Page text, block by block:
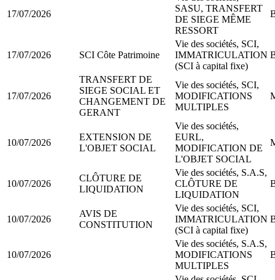
17/07/2026
SASU, TRANSFERT
DE SIEGE MÊME
RESSORT
17/07/2026 SCI Côte Patrimoine
Vie des sociétés, SCI,
IMMATRICULATION
(SCI à capital fixe)
17/07/2026
TRANSFERT DE
SIEGE SOCIAL ET
CHANGEMENT DE
GERANT
Vie des sociétés, SCI,
MODIFICATIONS
MULTIPLES
10/07/2026
EXTENSION DE
L'OBJET SOCIAL
Vie des sociétés,
EURL,
MODIFICATION DE
L'OBJET SOCIAL
10/07/2026
CLÔTURE DE
LIQUIDATION
Vie des sociétés, S.A.S,
CLÔTURE DE
LIQUIDATION
10/07/2026
AVIS DE
CONSTITUTION
Vie des sociétés, SCI,
IMMATRICULATION
(SCI à capital fixe)
10/07/2026
Vie des sociétés, S.A.S,
MODIFICATIONS
MULTIPLES